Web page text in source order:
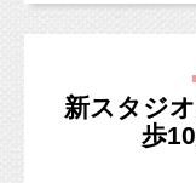
関西の方では
関東でも最近
お参りに行っ
今日は更新します
さて今日ご紹介す
少し前にブログで
（たくさんあ
お安く外出レ
し、
お外でロケー
新スタジ
歩